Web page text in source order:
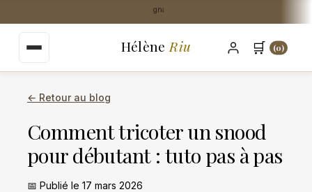
contenu
Livraison Mondial Relay offerte dès 35€
🛒 (0)
Hélène Riu
← Retour au blog
Comment tricoter un snood
pour débutant : tuto pas à pas
📅 Publié le 17 mars 2026